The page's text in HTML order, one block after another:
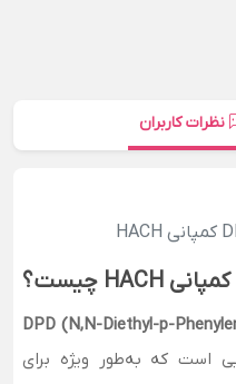
نظرات کاربران
است که به‌طور ویژه برای